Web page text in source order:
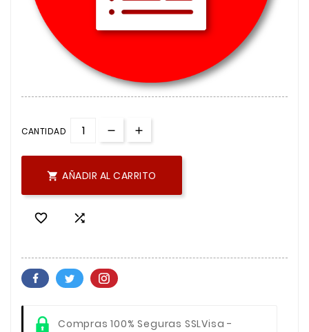
CANTIDAD
 AÑADIR AL CARRITO
 
Compras 100% Seguras SSLVisa -